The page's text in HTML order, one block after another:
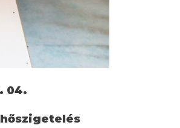
04.
hőszigetelés